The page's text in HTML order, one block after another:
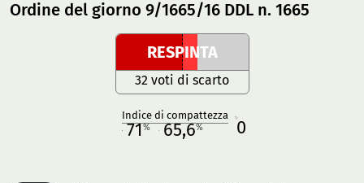
Ordine del giorno 9/1665/16 DDL n. 1665
RESPINTA
32 voti di scarto
Indice di compattezza
71% 65,6% 0